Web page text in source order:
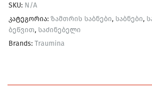
SKU: N/A
კატეგორია: ზამთრის საბნები, საბნები,
ბეწვით, საძინებელი
Brands: Traumina